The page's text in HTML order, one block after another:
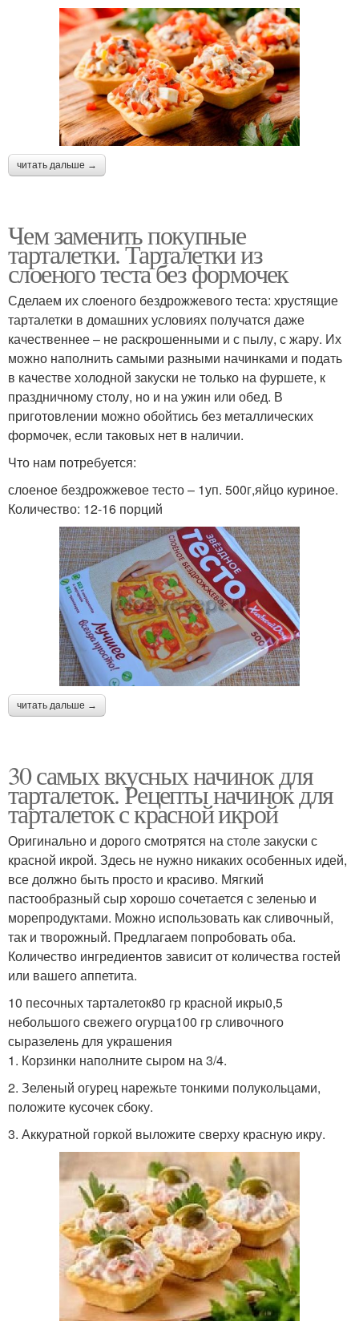
читать дальше →
Чем заменить покупные
тарталетки. Тарталетки из
слоеного теста без формочек
Сделаем их слоеного бездрожжевого теста: хрустящие
тарталетки в домашних условиях получатся даже
качественнее – не раскрошенными и с пылу, с жару. Их
можно наполнить самыми разными начинками и подать
в качестве холодной закуски не только на фуршете, к
праздничному столу, но и на ужин или обед. В
приготовлении можно обойтись без металлических
формочек, если таковых нет в наличии.
Что нам потребуется:
слоеное бездрожжевое тесто – 1уп. 500г,яйцо куриное.
Количество: 12-16 порций
читать дальше →
30 самых вкусных начинок для
тарталеток. Рецепты начинок для
тарталеток с красной икрой
Оригинально и дорого смотрятся на столе закуски с
красной икрой. Здесь не нужно никаких особенных идей,
все должно быть просто и красиво. Мягкий
пастообразный сыр хорошо сочетается с зеленью и
морепродуктами. Можно использовать как сливочный,
так и творожный. Предлагаем попробовать оба.
Количество ингредиентов зависит от количества гостей
или вашего аппетита.
10 песочных тарталеток80 гр красной икры0,5
небольшого свежего огурца100 гр сливочного
сыразелень для украшения
1. Корзинки наполните сыром на 3/4.
2. Зеленый огурец нарежьте тонкими полукольцами,
положите кусочек сбоку.
3. Аккуратной горкой выложите сверху красную икру.